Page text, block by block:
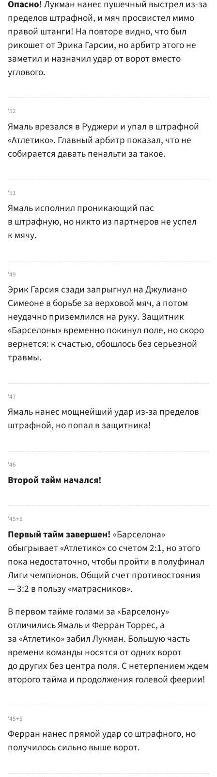
Опасно! Лукман нанес пушечный выстрел из-за
пределов штрафной, и мяч просвистел мимо
правой штанги! На повторе видно, что был
рикошет от Эрика Гарсии, но арбитр этого не
заметил и назначил удар от ворот вместо
углового.
'52
Ямаль врезался в Руджери и упал в штрафной
«Атлетико». Главный арбитр показал, что не
собирается давать пенальти за такое.
'51
Ямаль исполнил проникающий пас
в штрафную, но никто из партнеров не успел
к мячу.
'49
Эрик Гарсия сзади запрыгнул на Джулиано
Симеоне в борьбе за верховой мяч, а потом
неудачно приземлился на руку. Защитник
«Барселоны» временно покинул поле, но скоро
вернется: к счастью, обошлось без серьезной
травмы.
'47
Ямаль нанес мощнейший удар из-за пределов
штрафной, но попал в защитника!
'46
Второй тайм начался!
'45+5
Первый тайм завершен! «Барселона»
обыгрывает «Атлетико» со счетом 2:1, но этого
пока недостаточно, чтобы пройти в полуфинал
Лиги чемпионов. Общий счет противостояния
— 3:2 в пользу «матрасников».
В первом тайме голами за «Барселону»
отличились Ямаль и Ферран Торрес, а
за «Атлетико» забил Лукман. Большую часть
времени команды носятся от одних ворот
до других без центра поля. С нетерпением ждем
второго тайма и продолжения голевой феерии!
'45+5
Ферран нанес прямой удар со штрафного, но
получилось сильно выше ворот.